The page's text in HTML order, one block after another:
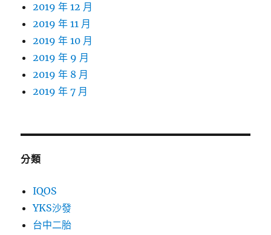
2019 年 12 月
2019 年 11 月
2019 年 10 月
2019 年 9 月
2019 年 8 月
2019 年 7 月
分類
IQOS
YKS沙發
台中二胎